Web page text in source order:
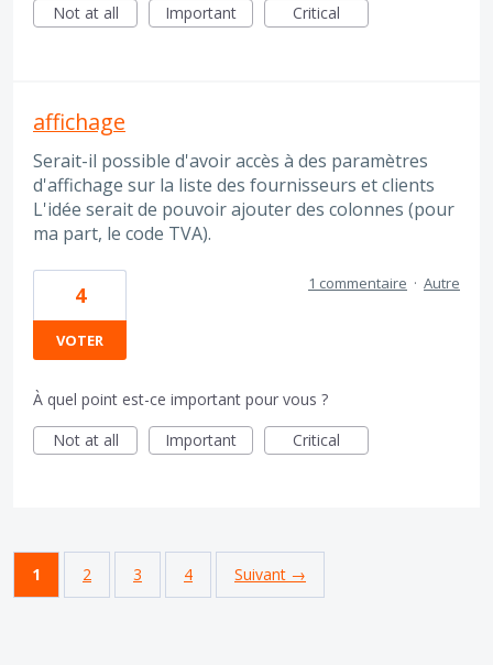
Not at all
Important Critical
affichage
Serait-il possible d'avoir accès à des paramètres
d'affichage sur la liste des fournisseurs et clients
L'idée serait de pouvoir ajouter des colonnes (pour
ma part, le code TVA).
4
VOTER
1 commentaire · Autre
À quel point est-ce important pour vous ?
Not at all
Important Critical
1 2 3 4 Suivant →